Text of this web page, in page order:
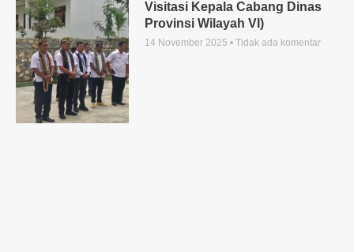
Visitasi Kepala Cabang Dinas
Provinsi Wilayah VI)
14 November 2025 Tidak ada komentar